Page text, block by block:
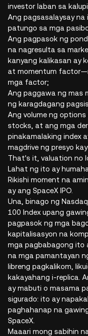
investor laban sa
Ang pagsasalaysay
patungo sa mga
Ang pagpasok ng
na nagresulta sa
kanyang kalikasan ay
at momentum
mga factor;
Ang paggawa ng mas
ng karagdagang
Ang volume ng
stocks, at ang mga
pinakamalaking index
magdrive ng presyo
That's it, valuation no
Lahat ng ito ay
Rikishi moment na
ay ang SpaceX IPO.
Una, binago ng
100 Index upang
pagpasok ng mga
kapitalisasyon na
mga pagbabagong ito
na mga pamantayan
libreng pagkalikom,
kakayahang i-replica.
ay mabuti o masama
sigurado: ito ay
paghahanap na
SpaceX.
Maaari mong sabihin